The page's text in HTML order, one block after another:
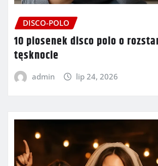
DISCO-POLO
10 piosenek disco polo o
tęsknocie
admin lip 24, 2026